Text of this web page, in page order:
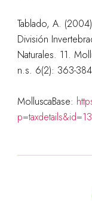
Tablado, A.
División
Naturales. 11.
n.s. 6(2): 363-384
MolluscaBase: